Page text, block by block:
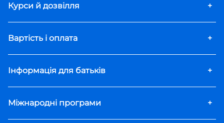
Курси й дозвілля +
Вартість і оплата +
Інформація для батьків +
Міжнародні програми +